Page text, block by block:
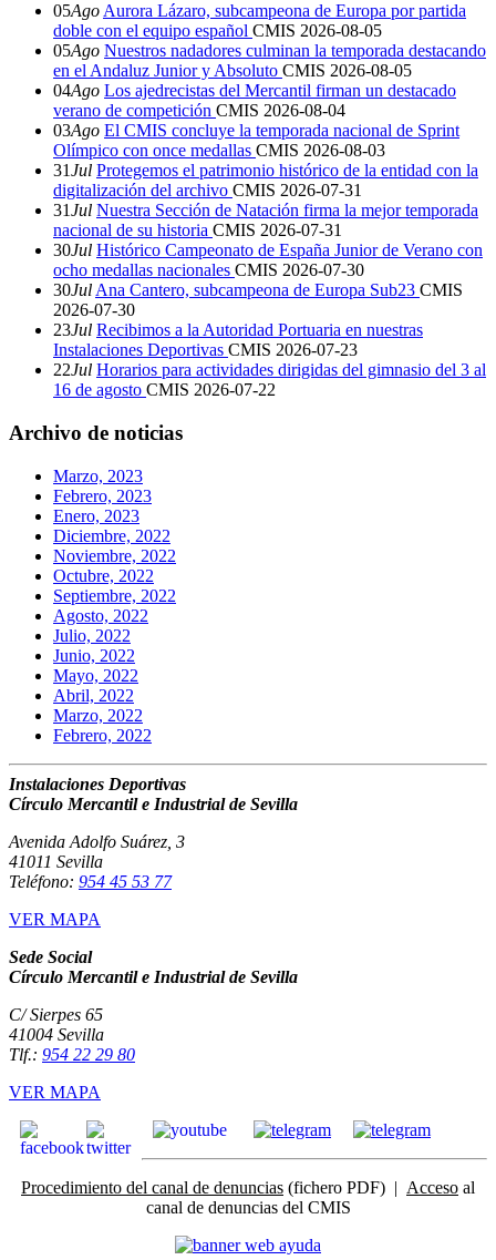
05Ago Aurora Lázaro, subcampeona de Europa por partida
doble con el equipo español CMIS 2026-08-05
05Ago Nuestros nadadores culminan la temporada destacando
en el Andaluz Junior y Absoluto CMIS 2026-08-05
04Ago Los ajedrecistas del Mercantil firman un destacado
verano de competición CMIS 2026-08-04
03Ago El CMIS concluye la temporada nacional de Sprint
Olímpico con once medallas CMIS 2026-08-03
31Jul Protegemos el patrimonio histórico de la entidad con la
digitalización del archivo CMIS 2026-07-31
31Jul Nuestra Sección de Natación firma la mejor temporada
nacional de su historia CMIS 2026-07-31
30Jul Histórico Campeonato de España Junior de Verano con
ocho medallas nacionales CMIS 2026-07-30
30Jul Ana Cantero, subcampeona de Europa Sub23 CMIS
2026-07-30
23Jul Recibimos a la Autoridad Portuaria en nuestras
Instalaciones Deportivas CMIS 2026-07-23
22Jul Horarios para actividades dirigidas del gimnasio del 3 al
16 de agosto CMIS 2026-07-22
Archivo de noticias
Marzo, 2023
Febrero, 2023
Enero, 2023
Diciembre, 2022
Noviembre, 2022
Octubre, 2022
Septiembre, 2022
Agosto, 2022
Julio, 2022
Junio, 2022
Mayo, 2022
Abril, 2022
Marzo, 2022
Febrero, 2022
Instalaciones Deportivas
Círculo Mercantil e Industrial de Sevilla
Avenida Adolfo Suárez, 3
41011 Sevilla
Teléfono: 954 45 53 77
VER MAPA
Sede Social
Círculo Mercantil e Industrial de Sevilla
C/ Sierpes 65
41004 Sevilla
Tlf.: 954 22 29 80
VER MAPA
Procedimiento del canal de denuncias (fichero PDF) | Acceso al
canal de denuncias del CMIS